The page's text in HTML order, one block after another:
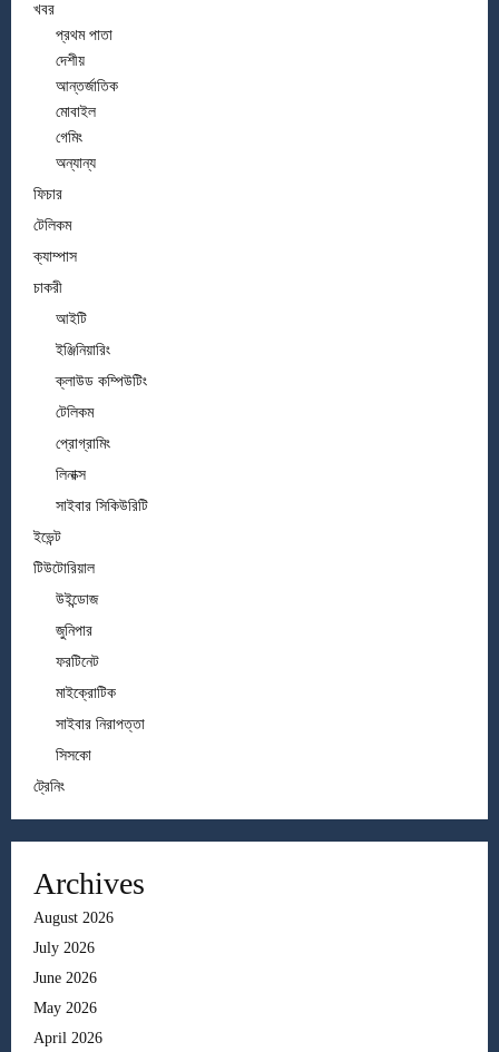
খবর
প্রথম পাতা
দেশীয়
আন্তর্জাতিক
মোবাইল
গেমিং
অন্যান্য
ফিচার
টেলিকম
ক্যাম্পাস
চাকরী
আইটি
ইঞ্জিনিয়ারিং
ক্লাউড কম্পিউটিং
টেলিকম
প্রোগ্রামিং
লিনাক্স
সাইবার সিকিউরিটি
ইভেন্ট
টিউটোরিয়াল
উইন্ডোজ
জুনিপার
ফরটিনেট
মাইক্রোটিক
সাইবার নিরাপত্তা
সিসকো
ট্রেনিং
Archives
August 2026
July 2026
June 2026
May 2026
April 2026